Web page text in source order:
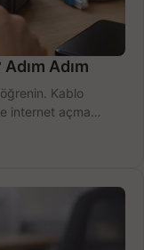
Adım
öğrenin. Kablo
internet açma